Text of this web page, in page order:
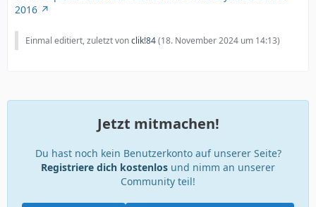
2016
Einmal editiert, zuletzt vonclik!84(18. November 2024 um 14:13)
Jetzt mitmachen!
Du hast noch kein Benutzerkonto auf unserer Seite?
Registriere dich kostenlos und nimm an unserer
Community teil!